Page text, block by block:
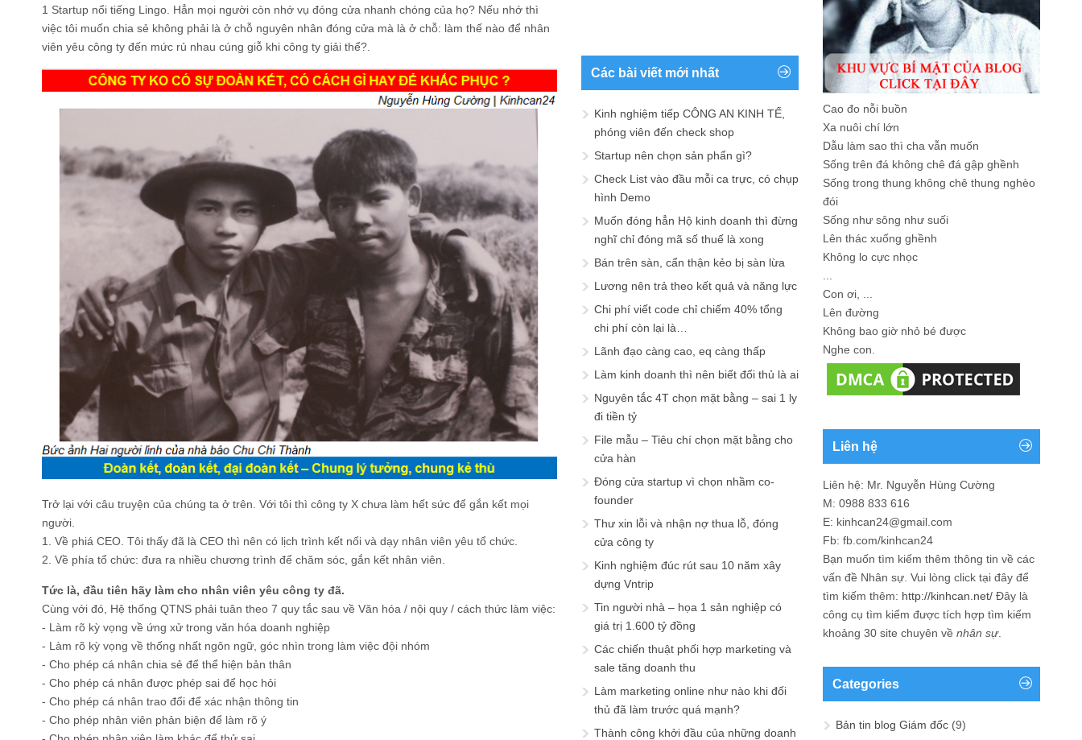
1 Startup nổi tiếng Lingo. Hẳn mọi người còn nhớ vụ đóng cửa nhanh chóng của họ? Nếu nhớ thì
việc tôi muốn chia sẻ không phải là ở chỗ nguyên nhân đóng cửa mà là ở chỗ: làm thế nào để nhân
viên yêu công ty đến mức rủ nhau cúng giỗ khi công ty giải thể?.
Trở lại với câu truyện của chúng ta ở trên. Với tôi thì công ty X chưa làm hết sức để gắn kết mọi
người.
1. Về phiá CEO. Tôi thấy đã là CEO thì nên có lịch trình kết nối và dạy nhân viên yêu tổ chức.
2. Về phía tổ chức: đưa ra nhiều chương trình để chăm sóc, gắn kết nhân viên.
Tức là, đầu tiên hãy làm cho nhân viên yêu công ty đã.
Cùng với đó, Hệ thống QTNS phải tuân theo 7 quy tắc sau về Văn hóa / nội quy / cách thức làm việc:
- Làm rõ kỳ vọng về ứng xử trong văn hóa doanh nghiệp
- Làm rõ kỳ vọng về thống nhất ngôn ngữ, góc nhìn trong làm việc đội nhóm
- Cho phép cá nhân chia sẻ để thể hiện bản thân
- Cho phép cá nhân được phép sai để học hỏi
- Cho phép cá nhân trao đổi để xác nhận thông tin
- Cho phép nhân viên phản biện để làm rõ ý
Các bài viết mới nhất
Kinh nghiệm tiếp CÔNG AN KINH TẾ,
phóng viên đến check shop
Startup nên chọn sản phẩn gì?
Check List vào đầu mỗi ca trực, có chụp
hình Demo
Muốn đóng hẳn Hộ kinh doanh thì đừng
nghĩ chỉ đóng mã số thuế là xong
Bán trên sàn, cẩn thận kẻo bị sàn lừa
Lương nên trả theo kết quả và năng lực
Chi phí viết code chỉ chiếm 40% tổng
chi phí còn lại là…
Lãnh đạo càng cao, eq càng thấp
Làm kinh doanh thì nên biết đối thủ là ai
Nguyên tắc 4T chọn mặt bằng – sai 1 ly
đi tiền tỷ
File mẫu – Tiêu chí chọn mặt bằng cho
cửa hàn
Đóng cửa startup vì chọn nhầm co-
founder
Thư xin lỗi và nhận nợ thua lỗ, đóng
cửa công ty
Kinh nghiệm đúc rút sau 10 năm xây
dựng Vntrip
Tin người nhà – họa 1 sản nghiệp có
giá trị 1.600 tỷ đồng
Các chiến thuật phối hợp marketing và
sale tăng doanh thu
Làm marketing online như nào khi đối
thủ đã làm trước quá mạnh?
Thành công khởi đầu của những doanh
Cao đo nỗi buồn
Xa nuôi chí lớn
Dẫu làm sao thì cha vẫn muốn
Sống trên đá không chê đá gập ghềnh
Sống trong thung không chê thung nghèo
đói
Sống như sông như suối
Lên thác xuống ghềnh
Không lo cực nhọc
Con ơi, ...
Lên đường
Không bao giờ nhỏ bé được
Nghe con.
Liên hệ
Liên hệ: Mr. Nguyễn Hùng Cường
M: 0988 833 616
E: kinhcan24@gmail.com
Fb: fb.com/kinhcan24
Bạn muốn tìm kiếm thêm thông tin về các
vấn đề Nhân sự . Vui lòng click tại đây để
tìm kiếm thêm: http://kinhcan.net/ Đây là
công cụ tìm kiếm được tích hợp tìm kiếm
khoảng 30 site chuyên về nhân sự.
Categories
Bản tin blog Giám đốc (9)